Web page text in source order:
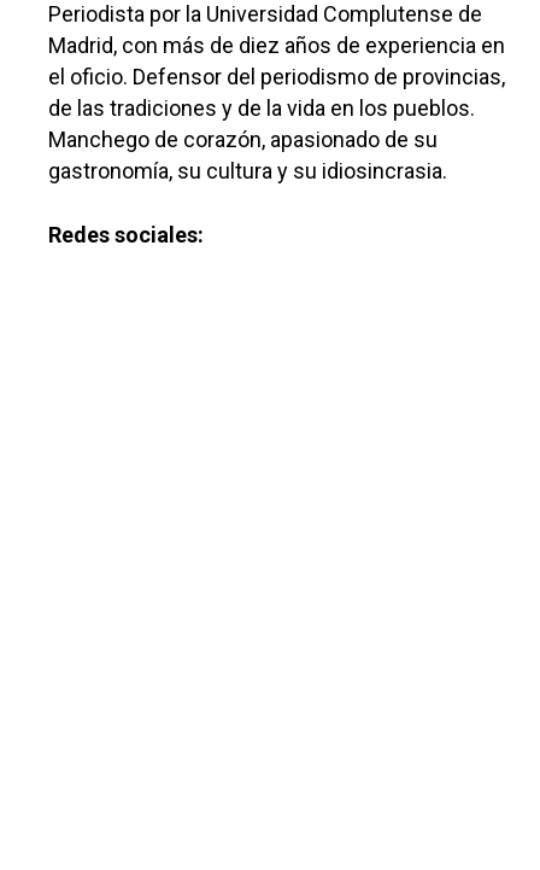
Periodista por la Universidad Complutense de
Madrid, con más de diez años de experiencia en
el oficio. Defensor del periodismo de provincias,
de las tradiciones y de la vida en los pueblos.
Manchego de corazón, apasionado de su
gastronomía, su cultura y su idiosincrasia.
Redes sociales: